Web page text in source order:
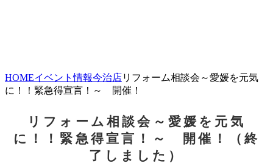
HOMEイベント情報今治店リフォーム相談会～愛媛を元気
に！！緊急得宣言！～ 開催！
リフォーム相談会～愛媛を元気
に！！緊急得宣言！～ 開催！（終
了しました）